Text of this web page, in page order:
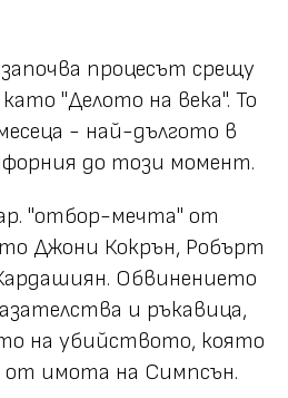
процесът срещу
"Делото на века". То
- най-дългото в
до този момент.
"отбор-мечта" от
Джони Кокрън, Робърт
Обвинението
и ръкавица,
на убийството, която
от имота на Симпсън.